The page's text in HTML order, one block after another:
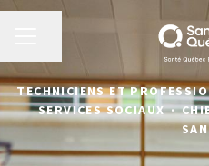
TECHNICIENS ET
SERVICES SOCIAUX ·